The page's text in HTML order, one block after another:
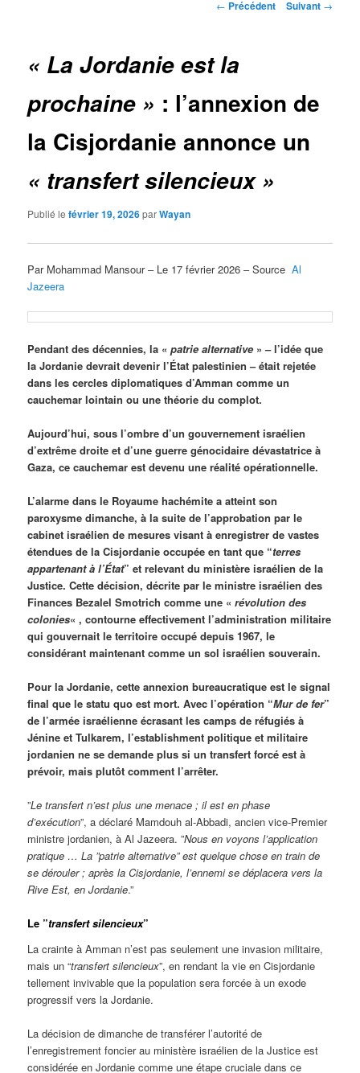
Navigation
← Précédent Suivant →
« La Jordanie est la
prochaine » : l’annexion de
la Cisjordanie annonce un
« transfert silencieux »
Publié lefévrier 19, 2026parWayan
Par Mohammad Mansour – Le 17 février 2026 – SourceAl
Jazeera
Pendant des décennies, la «patrie alternative » – l’idée que
la Jordanie devrait devenir l’État palestinien – était rejetée
dans les cercles diplomatiques d’Amman comme un
cauchemar lointain ou une théorie du complot.
Aujourd’hui, sous l’ombre d’un gouvernement israélien
d’extrême droite et d’une guerre génocidaire dévastatrice à
Gaza, ce cauchemar est devenu une réalité opérationnelle.
L’alarme dans le Royaume hachémite a atteint son
paroxysme dimanche, à la suite de l’approbation par le
cabinet israélien de mesures visant à enregistrer de vastes
étendues de la Cisjordanie occupée en tant que “terres
appartenantà l’État” et relevant du ministère israélien de la
Justice. Cette décision, décrite par le ministre israélien des
Finances Bezalel Smotrich comme une «révolution des
colonies« , contourne effectivement l’administration militaire
qui gouvernait le territoire occupé depuis 1967, le
considérant maintenant comme un sol israélien souverain.
Pour la Jordanie, cette annexion bureaucratique est le signal
final que le statu quo est mort. Avec l’opération “Mur de fer”
de l’armée israélienne écrasant les camps de réfugiés à
Jénine et Tulkarem, l’establishment politique et militaire
jordanien ne se demande plus si un transfert forcé est à
prévoir, mais plutôt comment l’arrêter.
”Le transfert n’est plus une menace ; il est en phase
d’exécution”, a déclaré Mamdouh al-Abbadi, ancien vice-Premier
ministre jordanien, à Al Jazeera. ”Nous en voyons l’application
pratique … La ”patrie alternative” est quelque chose en train de
se dérouler ; après la Cisjordanie, l’ennemi se déplacera vers la
Rive Est, en Jordanie.”
Le ”transfert silencieux”
La crainte à Amman n’est pas seulement une invasion militaire,
mais un “transfert silencieux”, en rendant la vie en Cisjordanie
tellement invivable que la population sera forcée à un exode
progressif vers la Jordanie.
La décision de dimanche de transférer l’autorité de
l’enregistrement foncier au ministère israélien de la Justice est
considérée en Jordanie comme une étape cruciale dans ce